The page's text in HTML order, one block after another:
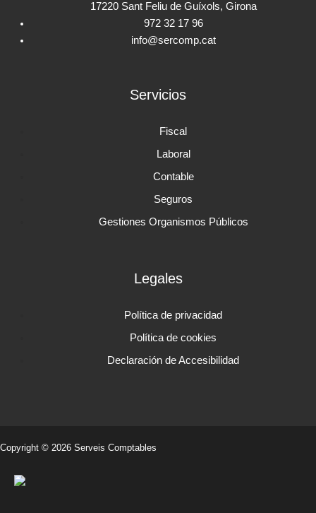
17220 Sant Feliu de Guíxols, Girona
972 32 17 96
info@sercomp.cat
Servicios
Fiscal
Laboral
Contable
Seguros
Gestiones Organismos Públicos
Legales
Política de privacidad
Política de cookies
Declaración de Accesibilidad
Copyright © 2026 Serveis Comptables